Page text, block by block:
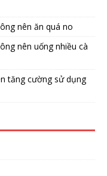
nên ăn quá no
nên uống nhiều cà
tăng cường sử dụng